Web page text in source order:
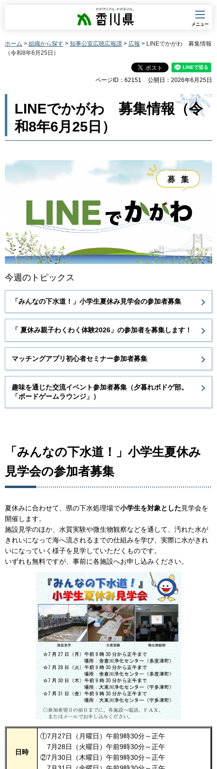
香川県
メニュー
ホーム > 組織から探す > 知事公室広聴広報課 > 広報 > LINEでかがわ 募集情報
（令和8年6月25日）
ページID：62151 公開日：2026年6月25日
LINEでかがわ 募集情報（令
和8年6月25日）
今週のトピックス
「みんなの下水道！」小学生夏休み見学会の参加者募集
「 夏休み親子わくわく体験2026」の参加者を募集します！
マッチングアプリ初心者セミナー参加者募集
趣味を通じた交流イベント参加者募集（夕暮れボドゲ部。
「ボードゲームラウンジ」）
「みんなの下水道！」小学生夏休み
見学会の参加者募集
夏休みに合わせて、県の下水処理場で小学生を対象とした 見学会を
開催します。
施設見学のほか、水質実験や微生物観察などを通して、汚れた水が
きれいになって海へ流されるまでの仕組みを学び、実際に水がきれ
いになっていく様子を見学していただくものです。
いずれも無料ですが、事前に各施設へお申し込みください。
日時
①7月27日（月曜日）午前9時30分～正午
7月28日（火曜日）午前9時30分～正午
②7月30日（木曜日）午前9時30分～正午